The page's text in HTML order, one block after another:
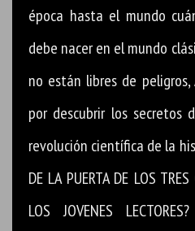
época hasta el mundo
debe nacer en el mundo
no están libres de peligros,
por descubrir los secretos
revolución científica de la
DE LA PUERTA DE LOS TRES
LOS JOVENES